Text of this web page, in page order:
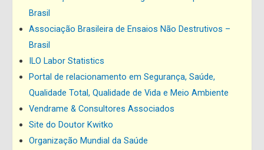
Brasil
Associação Brasileira de Ensaios Não Destrutivos –
Brasil
ILO Labor Statistics
Portal de relacionamento em Segurança, Saúde,
Qualidade Total, Qualidade de Vida e Meio Ambiente
Vendrame & Consultores Associados
Site do Doutor Kwitko
Organização Mundial da Saúde